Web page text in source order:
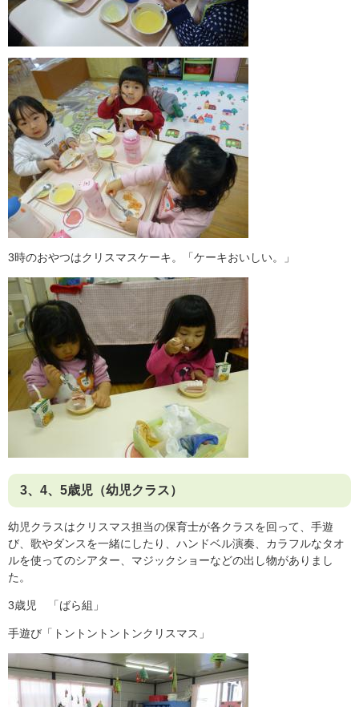
3時のおやつはクリスマスケーキ。「ケーキおいしい。」
3、4、5歳児（幼児クラス）
幼児クラスはクリスマス担当の保育士が各クラスを回って、手遊
び、歌やダンスを一緒にしたり、ハンドベル演奏、カラフルなタオ
ルを使ってのシアター、マジックショーなどの出し物がありまし
た。
3歳児 「ばら組」
手遊び「トントントントンクリスマス」